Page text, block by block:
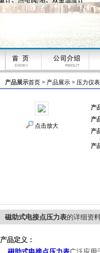
产品展示首页 > 产品展示 > 压力仪表
点击放大
产
产
产
产
磁助式电接点压力表的详细资
产品定义：